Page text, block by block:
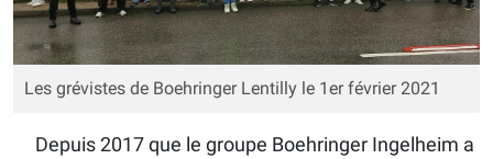
Les grévistes de Boehringer Lentilly le 1er février 2021
Depuis 2017 que le groupe Boehringer Ingelheim a